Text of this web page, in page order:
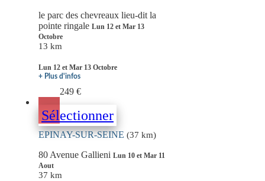
le parc des chevreaux lieu-dit la
pointe ringale Lun 12 et Mar 13
Octobre
13 km
Lun 12 et Mar 13 Octobre
+ Plus d'infos
249 €
Sélectionner
EPINAY-SUR-SEINE (37 km)
80 Avenue Gallieni Lun 10 et Mar 11
Aout
37 km